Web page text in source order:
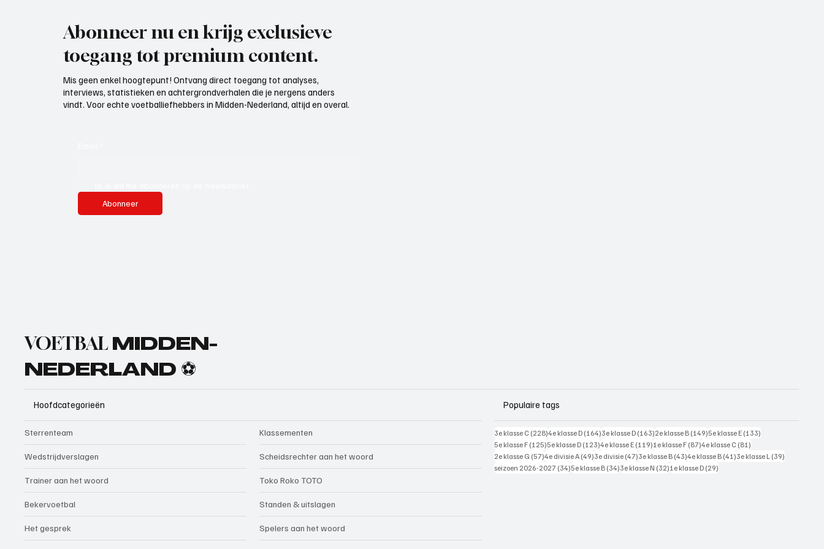
Abonneer nu en krijg exclusieve
toegang tot premium content.
Mis geen enkel hoogtepunt! Ontvang direct toegang tot analyses,
interviews, statistieken en achtergrondverhalen die je nergens anders
vindt. Voor echte voetballiefhebbers in Midden-Nederland, altijd en overal.
Abonneer
VOETBAL MIDDEN-
NEDERLAND ⚽
Hoofdcategorieën
Sterrenteam
Wedstrijdverslagen
Trainer aan het woord
Bekervoetbal
Het gesprek
Klassementen
Scheidsrechter aan het woord
Toko Roko TOTO
Standen & uitslagen
Spelers aan het woord
Populaire tags
3e klasse C (228)228 posts
4e klasse D (164)164 posts
3e klasse D (163)163 posts
2e klasse B (149)149 posts
5e klasse E (133)
5e klasse F (125)125 posts
5e klasse D (123)123 posts
4e klasse E (119)119 posts
1e klasse F (87)87 posts
4e klasse C (81)
2e klasse G (57)57 posts
4e divisie A (49)49 posts
3e divisie (47)47 posts
3e klasse B (43)43 posts
4e klasse B (41)41 posts
3e klasse L (39)
seizoen 2026-2027 (34)34 posts
5e klasse B (34)34 posts
3e klasse N (32)32 posts
1e klasse D (29)